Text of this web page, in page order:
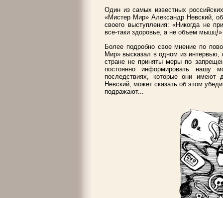
Один из самых известных
«Мистер Мир» Александр Невский,
своего выступления: «Никогда не
все-таки здоровье, а не объем мышц!»
Более подробно свое мнение по
Мир» высказал в одном из интервью,
стране не приняты меры по
постоянно информировать нашу
последствиях, которые они имеют
Невский, может сказать об этом
подражают...